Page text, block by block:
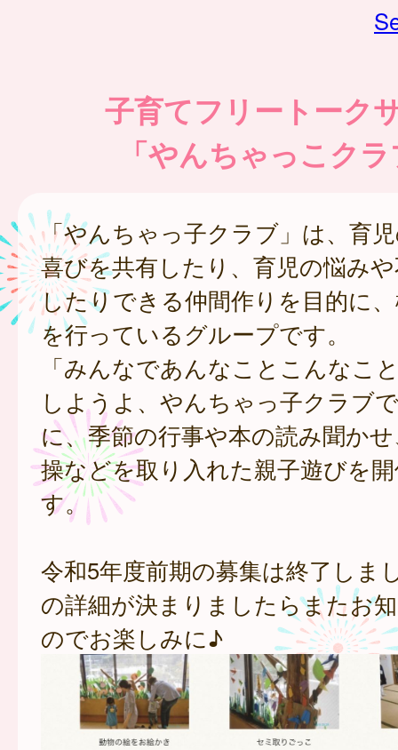
子育てフリートーク
「やんちゃっこク
「やんちゃっ子クラブ」は、育
喜びを共有したり、育児の悩み
したりできる仲間作りを目的に
を行っているグループです。
「みんなであんなことこんなこ
しようよ、やんちゃっ子クラブ
に、季節の行事や本の読み聞か
操などを取り入れた親子遊びを
す。
令和5年度前期の募集は終了しま
の詳細が決まりましたらまたお
のでお楽しみに♪